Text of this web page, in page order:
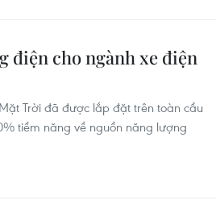
điện cho ngành xe điện
Trời đã được lắp đặt trên toàn cầu
tiềm năng về nguồn năng lượng